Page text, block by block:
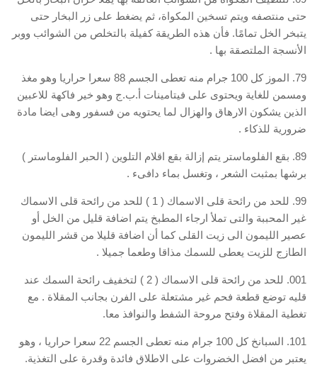
حتى منتصفه ويتم تسخين المكواة، ثم يضغط على زر البخار حتى
يتبخر الخل تمامًا. فأن هذه الطريقة كفيلة بالتخلص من الشوائب ووبر
الأنسجة الملتصقة بها .
79. الموز كل 100 جرام منه تعطى الجسم 88 سعرا حراريا وهو مغذ
ومسمن للغاية ويحتوى على فيتامينات أ.ب.ج وهو خير فاكهة للاعبين
الذين يشكون الارهاق والهزال لما يحتويه من فسفور وهى ايضا مادة
ضرورية للذكاء .
89. بقع الفلوماستر يتم إزالة بقع اقلام التلوين ( الحبر الفلوماستر )
برشها بمثبت الشعر ، وتغسل بماء دافىء .
99. للحد من رائحة قلى الاسماك ( 1 ) للحد من رائحة قلى الاسماك
غير المحببة والتى تملأ ارجاء المطبخ يتم اضافة قليل من الخل أو
عصير الليمون الى زيت القلى كما أن اضافة قليلا من قشر الليمون
الطازج للزيت يعطى للسمك مذاقا وطعما جميلا .
001. للحد من رائحة قلى الاسماك ( 2 ) لتخفيف رائحة السمك عند
قليه توضع قطعة فحم غير مشتعلة على الفرن بجانب المقلاة . مع
تغطية المقلاة وفتح مروحة الشفط والنوافذ معا.
101. السبانخ كل 100 جرام منه تعطى الجسم 22 سعرا حراريا ، وهو
يعتبر من افضل الخضروات على الاطلاق فائدة وقدرة على التغذية.